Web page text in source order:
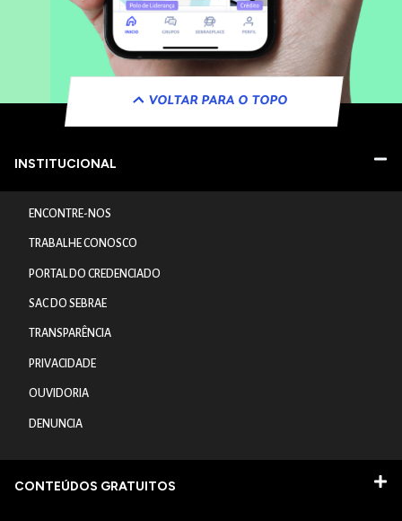
VOLTAR PARA O TOPO
INSTITUCIONAL
ENCONTRE-NOS
TRABALHE CONOSCO
PORTAL DO CREDENCIADO
SAC DO SEBRAE
TRANSPARÊNCIA
PRIVACIDADE
OUVIDORIA
DENUNCIA
CONTEÚDOS GRATUITOS